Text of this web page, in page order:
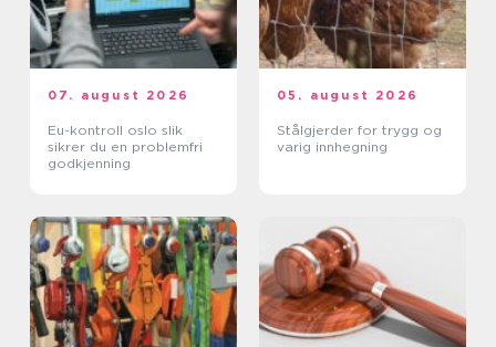
07. august 2026
Eu-kontroll oslo slik
sikrer du en problemfri
godkjenning
05. august 2026
Stålgjerder for trygg og
varig innhegning